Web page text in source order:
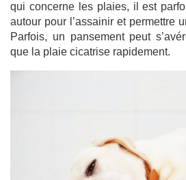
qui concerne les plaies, il est
autour pour l’assainir et permettre
Parfois, un pansement peut
que la plaie cicatrise rapidement.